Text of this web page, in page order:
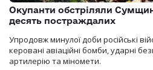
Окупанти обстріляли
десять постраждалих
Упродовж минулої доби російські
керовані авіаційні бомби, ударні
артилерію та міномети.